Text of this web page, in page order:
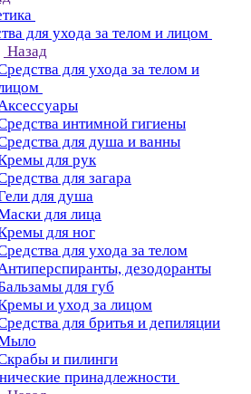
для ухода за телом и лицом
Назад
для ухода за телом и
интимной гигиены
для душа и ванны
для рук
для загара
для душа
для лица
для ног
для ухода за телом
дезодоранты
для губ
и уход за лицом
для бритья и депиляции
и пилинги
принадлежности